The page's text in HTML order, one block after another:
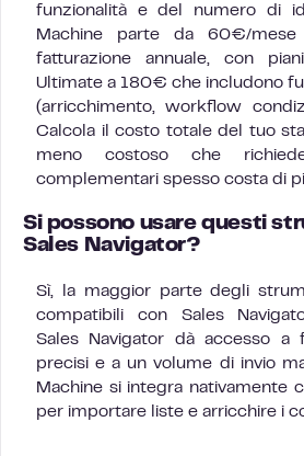
funzionalità e del numero di
Machine parte da 60€/
fatturazione annuale, con
Ultimate a 180€ che includono
(arricchimento, workflow
Calcola il costo totale del tuo
meno costoso che
complementari spesso costa di
Si possono usare questi
Sales Navigator?
Sì, la maggior parte degli
compatibili con Sales
Sales Navigator dà accesso
precisi e a un volume di invio
Machine si integra nativamente
per importare liste e arricchire i